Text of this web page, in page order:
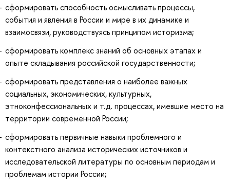
сформировать способность осмысливать процессы,
события и явления в России и мире в их динамике и
взаимосвязи, руководствуясь принципом историзма;
сформировать комплекс знаний об основных этапах и
опыте складывания российской государственности;
сформировать представления о наиболее важных
социальных, экономических, культурных,
этноконфессиональных и т.д. процессах, имевшие место на
территории современной России;
сформировать первичные навыки проблемного и
контекстного анализа исторических источников и
исследовательской литературы по основным периодам и
проблемам истории России;